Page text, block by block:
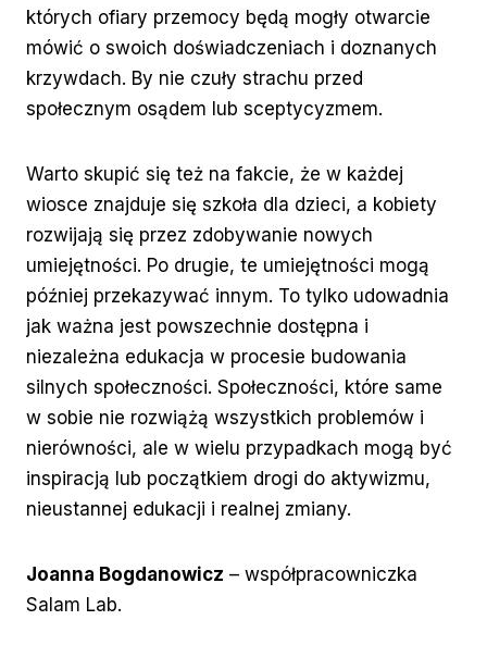
których ofiary przemocy będą mogły otwarcie
mówić o swoich doświadczeniach i doznanych
krzywdach. By nie czuły strachu przed
społecznym osądem lub sceptycyzmem.
Warto skupić się też na fakcie, że w każdej
wiosce znajduje się szkoła dla dzieci, a kobiety
rozwijają się przez zdobywanie nowych
umiejętności. Po drugie, te umiejętności mogą
później przekazywać innym. To tylko udowadnia
jak ważna jest powszechnie dostępna i
niezależna edukacja w procesie budowania
silnych społeczności. Społeczności, które same
w sobie nie rozwiążą wszystkich problemów i
nierówności, ale w wielu przypadkach mogą być
inspiracją lub początkiem drogi do aktywizmu,
nieustannej edukacji i realnej zmiany.
Joanna Bogdanowicz – współpracowniczka
Salam Lab.